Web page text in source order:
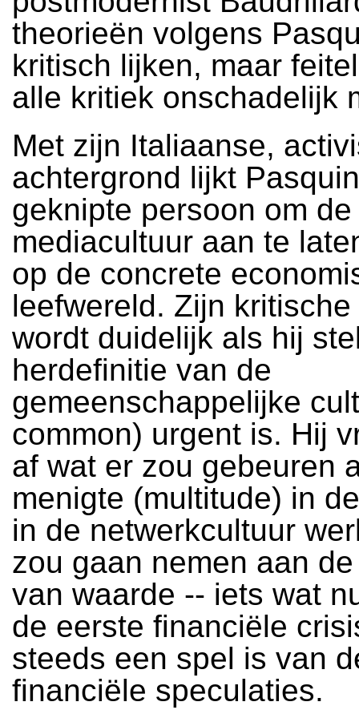
theorieën volgens
kritisch lijken, maar
alle kritiek onschadelijk
Met zijn Italiaanse,
achtergrond lijkt
geknipte persoon om
mediacultuur aan te
op de concrete
leefwereld. Zijn
wordt duidelijk als hij
herdefinitie van de
gemeenschappelijke
common) urgent is. Hij
af wat er zou gebeuren
menigte (multitude) in
in de netwerkcultuur
zou gaan nemen aan
van waarde -- iets wat
de eerste financiële
steeds een spel is van
financiële speculaties.